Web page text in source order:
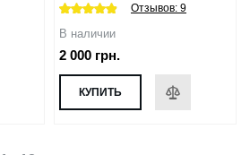
Отзывов: 9
В наличии
2 000 грн.
КУПИТЬ